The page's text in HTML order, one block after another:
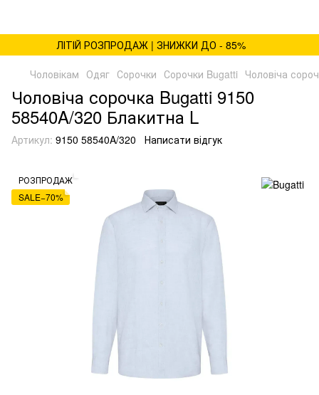
ЛІТІЙ РОЗПРОДАЖ | ЗНИЖКИ ДО - 85%
Чоловікам Одяг Сорочки Сорочки Bugatti Чоловіча
Чоловіча сорочка Bugatti 9150
58540A/320 Блакитна L
Артикул: 9150 58540A/320 Написати відгук
РОЗПРОДАЖ
SALE−70%